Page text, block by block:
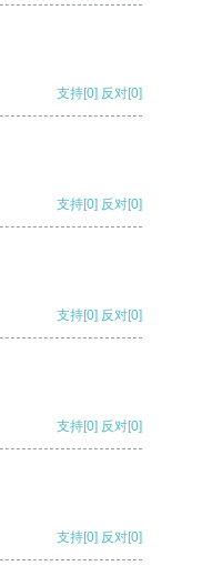
支持[0] 反对[0]
支持[0] 反对[0]
支持[0] 反对[0]
支持[0] 反对[0]
支持[0] 反对[0]